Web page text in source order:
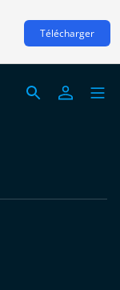
Télécharger